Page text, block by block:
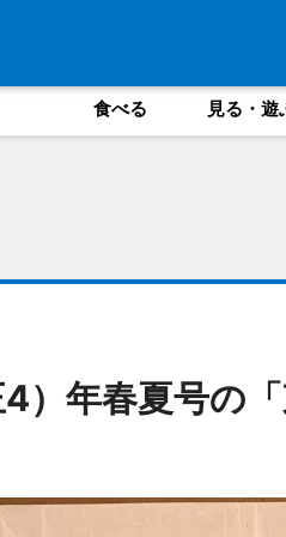
食べる 見る・遊
）年春夏号の